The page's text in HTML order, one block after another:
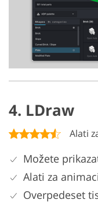
4. LDraw
Alati
Možete
Alati za
Overpedeset